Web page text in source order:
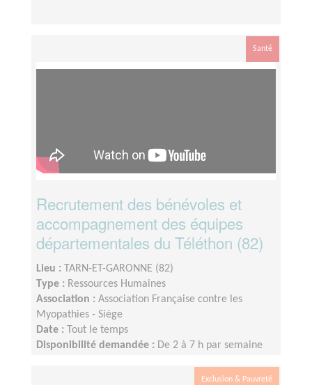
Santé
Recrutement des bénévoles et
accompagnement des équipes
départementales du Téléthon (82)
Lieu :
TARN-ET-GARONNE (82)
Type : Ressources Humaines
Association : Association Française contre les
Myopathies - Siège
Date :
Tout le temps
Disponibilité demandée : De 2 à 7 h par semaine
Exclusion & Pauvreté